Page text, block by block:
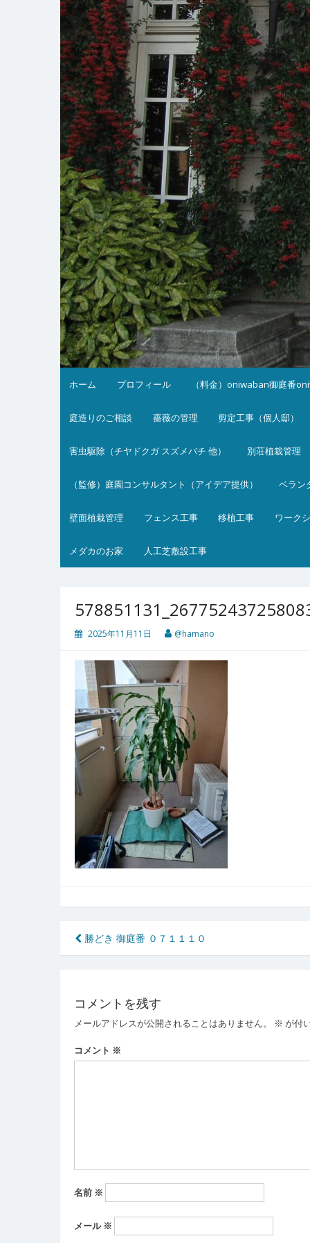
ホーム プロフィール （料金）oniwaban御庭番
庭造りのご相談 薔薇の管理 剪定工事（個人邸）
害虫駆除（チヤドクガ スズメバチ 他） 別荘植栽管理
（監修）庭園コンサルタント（アイデア提供） ベラン
壁面植栽管理 フェンス工事 移植工事 ワーク
メダカのお家 人工芝敷設工事
2025年11月11日 @hamano
投
稿
ビ
ゲ
ー
勝どき 御庭番 ０７１１１０
コメントを残す
メールアドレスが公開されることはありません。 ※ が付
コメント ※
名前 ※
メール ※